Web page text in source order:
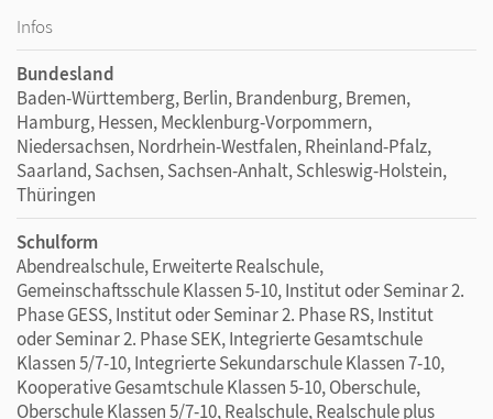
Infos
Bundesland
Baden-Württemberg, Berlin, Brandenburg, Bremen,
Hamburg, Hessen, Mecklenburg-Vorpommern,
Niedersachsen, Nordrhein-Westfalen, Rheinland-Pfalz,
Saarland, Sachsen, Sachsen-Anhalt, Schleswig-Holstein,
Thüringen
Schulform
Abendrealschule, Erweiterte Realschule,
Gemeinschaftsschule Klassen 5-10, Institut oder Seminar 2.
Phase GESS, Institut oder Seminar 2. Phase RS, Institut
oder Seminar 2. Phase SEK, Integrierte Gesamtschule
Klassen 5/7-10, Integrierte Sekundarschule Klassen 7-10,
Kooperative Gesamtschule Klassen 5-10, Oberschule,
Oberschule Klassen 5/7-10, Realschule, Realschule plus